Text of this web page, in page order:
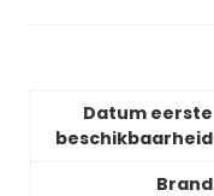
Datum eerste
beschikbaarheid
Brand